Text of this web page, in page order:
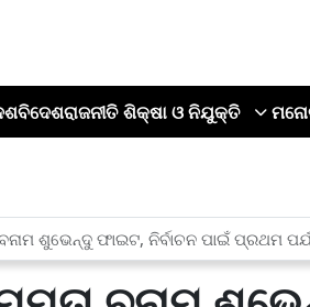
ବିଦେଶରାଜନୀତି ଶିକ୍ଷା ଓ ନିଯୁକ୍ତି
ଶୁଭେନ୍ଦୁ ଫାଇଟ, ନିର୍ବାଚନ ପାଇଁ ପ୍ରଥମ